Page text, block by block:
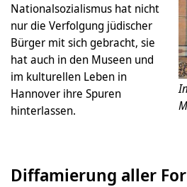
Nationalsozialismus hat nicht
nur die Verfolgung jüdischer
Bürger mit sich gebracht, sie
hat auch in den Museen und
im kulturellen Leben in
Hannover ihre Spuren
hinterlassen.
Diffamierung aller